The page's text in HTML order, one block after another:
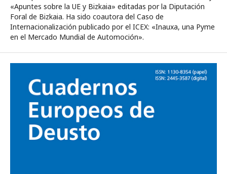
«Apuntes sobre la UE y Bizkaia» editadas por la Diputación
Foral de Bizkaia. Ha sido coautora del Caso de
Internacionalización publicado por el ICEX: «Inauxa, una Pyme
en el Mercado Mundial de Automoción».